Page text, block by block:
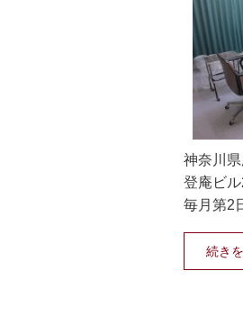
神奈川
登庵ビ
毎月第2
続き